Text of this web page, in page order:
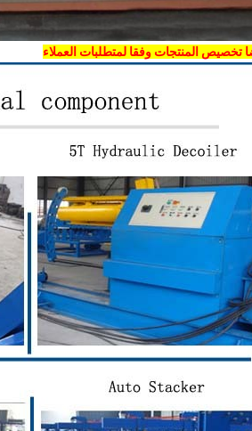
تخصيص المنتجات وفقا لمتطلبات العملاء